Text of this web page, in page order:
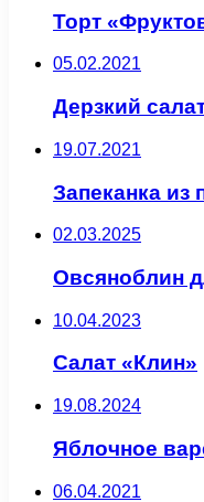
Торт
05.02.2021
Дерзкий
19.07.2021
Запеканка
02.03.2025
Овсяноблин
10.04.2023
Салат «Клин»
19.08.2024
Яблочное
06.04.2021